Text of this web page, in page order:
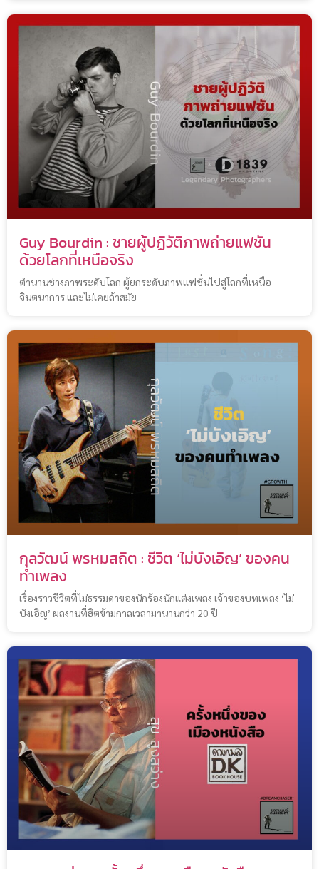
Guy Bourdin : ชายผู้ปฏิวัติภาพถ่ายแฟชัน
ด้วยโลกที่เหนือจริง
ตำนานช่างภาพระดับโลก ผู้ยกระดับภาพแฟชั่นไปสู่โลกที่เหนือ
จินตนาการ และไม่เคยล้าสมัย
กุลวัฒน์ พรหมสถิต : ชีวิต ‘ไม่บังเอิญ’ ของคน
ทำเพลง
เรื่องราวชีวิตที่ไม่ธรรมดาของนักร้องนักแต่งเพลง เจ้าของบทเพลง ‘ไม่
บังเอิญ’ ผลงานที่ฮิตข้ามกาลเวลามานานกว่า 20 ปี